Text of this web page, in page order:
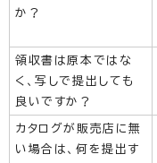
か？
領収書は原本ではな
く、写しで提出しても
良いですか？
カタログが販売店に無
い場合は、何を提出す